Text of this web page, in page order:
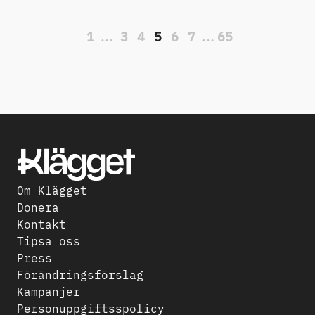
1 … 3 4 5 6 7 … 65
Om Klägget
Donera
Kontakt
Tipsa oss
Press
Förändringsförslag
Kampanjer
Personuppgiftsspolicy